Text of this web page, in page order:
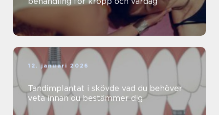
12. januari 2026
Tandimplantat i skövde vad du behöver
veta innan du bestämmer dig